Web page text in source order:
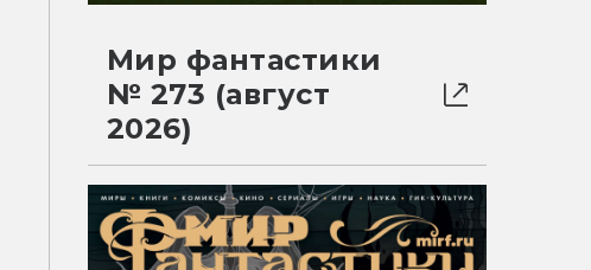
Мир фантастики
№ 273 (август
2026)